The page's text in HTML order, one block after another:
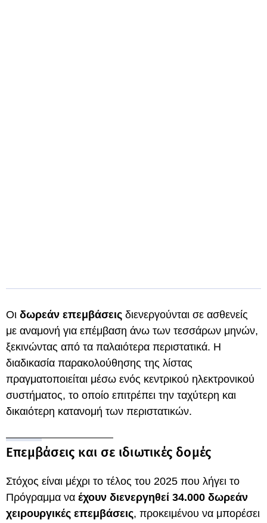
Οι δωρεάν επεμβάσεις διενεργούνται σε ασθενείς
με αναμονή για επέμβαση άνω των τεσσάρων μηνών,
ξεκινώντας από τα παλαιότερα περιστατικά. Η
διαδικασία παρακολούθησης της λίστας
πραγματοποιείται μέσω ενός κεντρικού ηλεκτρονικού
συστήματος, το οποίο επιτρέπει την ταχύτερη και
δικαιότερη κατανομή των περιστατικών.
Επεμβάσεις και σε ιδιωτικές δομές
Στόχος είναι μέχρι το τέλος του 2025 που λήγει το
Πρόγραμμα να έχουν διενεργηθεί 34.000 δωρεάν
χειρουργικές επεμβάσεις, προκειμένου να μπορέσει